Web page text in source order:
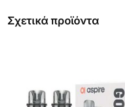
Σχετικά προϊόντα